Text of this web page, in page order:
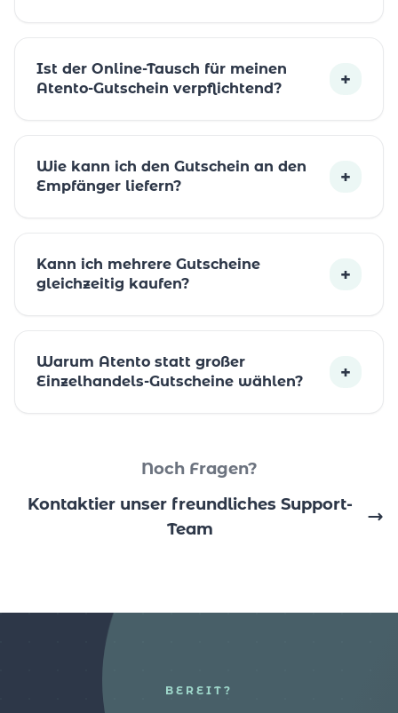
Ist der Online-Tausch für meinen
Atento-Gutschein verpflichtend?
+
Wie kann ich den Gutschein an den
Empfänger liefern?
+
Kann ich mehrere Gutscheine
gleichzeitig kaufen?
+
Warum Atento statt großer
Einzelhandels-Gutscheine wählen?
+
Noch Fragen?
Kontaktier unser freundliches Support-
Team
BEREIT?